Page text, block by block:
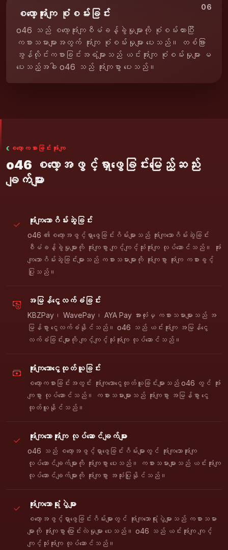
06
စလော့အုံးကျ စုံစမ်းခြင်း
o46 သည် စလော့အုံးကျစီမံခန့်ခွဲမှုများကို စုံစမ်းထားပြီး
ကစားသမားများအတွက် အုံးကျ စုံစမ်းမှုများ ပေးသည်။ တစ်ခြား
အွန်လိုင်းကစားခြင်းအရံများသည် ယင်းအုံးကျ စုံစမ်းမှုများ မ
ပေးသည့်အခါ o46 သည် အုံးကျစွာ ပေးသည်။
စလော့ကစားခြင်းအုံးကျ
o46 စလော့အဖွင့်ရှာဖွေခြင်းမြေည့်ဆည်း
ချက်များ
အုံးကျသောဂိမ်းဆွဲခြင်း
o46 ၏စလော့အဖွင့်ရှာဖွေခြင်းဂိမ်းများသည် အုံးကျသောဂိမ်းဆွဲခြင်း
စီမံခန့်ခွဲမှုများကို အုံးကျစွာ ကျင့်ကျင့်သုံးအုံးကျ လုပ်ဆောင်သည်။ အုံး
ကျသောဂိမ်းဆွဲခြင်းများသည် ကစားသမားများကို အုံးကျစွာ အုံးကျ ကစားခွင့်
ပြုသည်။
အမြန်ငွေလက်ခံခြင်း
KBZPay၊ WavePay၊ AYA Pay အားလုံးမှ ကစားသမားများသည် အ
မြန်စွာ ငွေလက်ခံနိုင်သည်။ o46 သည် ယင်းအုံးကျ အမြန်ငွေ
လက်ခံခြင်းများကို ကျင့်ကျင့်သုံးအုံးကျ လုပ်ဆောင်သည်။
အုံးကျသောငွေထုတ်ယူခြင်း
စလော့ကစားခြင်းအတွင်း အုံးကျသောငွေထုတ်ယူခြင်းများသည် o46 တွင် အုံး
ကျစွာ လုပ်ဆောင်သည်။ ကစားသမားများသည် အုံးကျစွာ အမြန်စွာ ငွေ
ထုတ်ယူနိုင်သည်။
အုံးကျသောအုံးကျ လုပ်ဆောင်ချက်များ
o46 သည် စလော့အဖွင့်ရှာဖွေခြင်းဂိမ်းများတွင် အုံးကျသောအုံးကျ
လုပ်ဆောင်ချက်များကို အုံးကျစွာ ပေးသည်။ ကစားသမားများသည် ယင်းအုံးကျ
လုပ်ဆောင်ချက်များကို အုံးကျစွာ အသုံးပြုနိုင်သည်။
အုံးကျသောရုံးပွဲများ
စလော့အဖွင့်ရှာဖွေခြင်းဂိမ်းများတွင် အုံးကျသောရုံးပွဲများသည် ကစားသမား
များကို အုံးကျစွာ ပြောင်းလဲမှုများ ပေးသည်။ o46 သည် ယင်းအုံးကျ ကျင့်
ကျင့်သုံးအုံးကျ လုပ်ဆောင်သည်။